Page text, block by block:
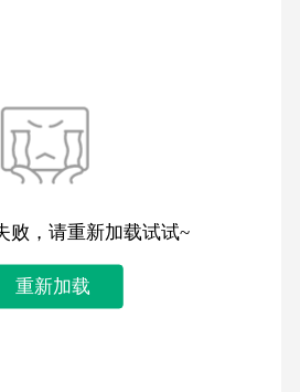
败，请重新加载试试~
重新加载